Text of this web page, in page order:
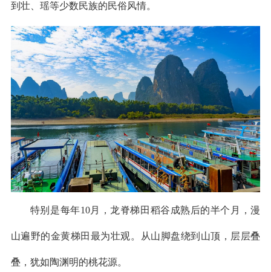
到壮、瑶等少数民族的民俗风情。
特别是每年10月，龙脊梯田稻谷成熟后的半个月，漫
山遍野的金黄梯田最为壮观。从山脚盘绕到山顶，层层叠
叠，犹如陶渊明的桃花源。